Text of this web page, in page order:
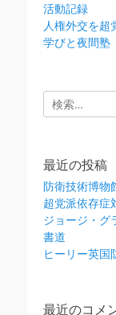
活動記録
人権外交を超
学びと夜間塾
検
索:
最近の投稿
防衛技術博物
超党派依存症
ジョージ・グ
書道
ヒーリー英国
最近のコメ